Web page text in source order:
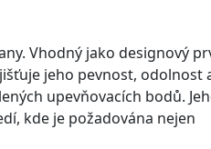
Vhodný jako designový
jeho pevnost, odolnost
upevňovacích bodů.
kde je požadována nejen